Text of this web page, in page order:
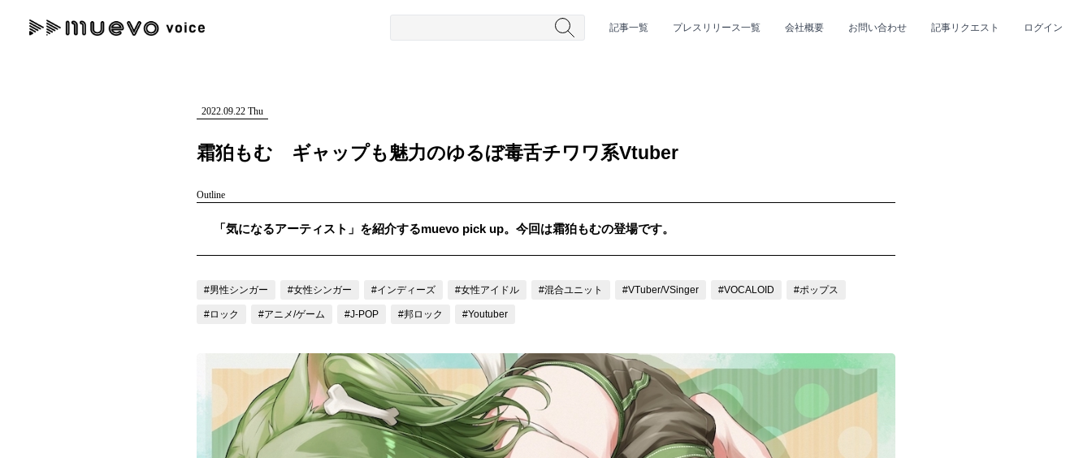
記事一覧 プレスリリース一覧 会社概要 お問い合わせ 記事リクエスト ログイン
#女性SSW #ロック #男性シンガー #HR/HM #女性シンガー #ヒップホップ #男性シンガーグループ #R&B/ソウル
"読者の声を形にする”音楽特化メディア
2022.09.22 Thu
霜狛もむ ギャップも魅力のゆるぼ毒舌チワワ系Vtuber
Outline
「気になるアーティスト」を紹介するmuevo pick up。今回は霜狛もむの登場です。
#男性シンガー #女性シンガー #インディーズ #女性アイドル #混合ユニット #VTuber/VSinger #VOCALOID #ポップス
#ロック #アニメ/ゲーム #J-POP #邦ロック #Youtuber